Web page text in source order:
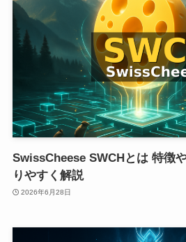
SwissCheese SWCHとは 特徴
りやすく解説
2026年6月28日